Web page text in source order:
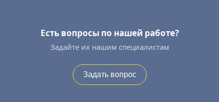
Есть вопросы по нашей работе?
Задайте их нашим специалистам
Задать вопрос